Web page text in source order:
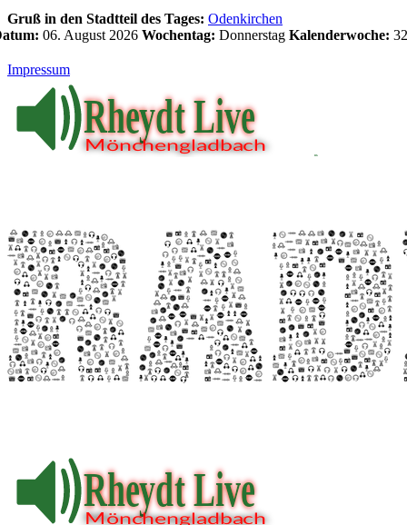
Gruß in den Stadtteil des Tages: Odenkirchen
06. August 2026 Wochentag: Donnerstag Kalenderwoche: 32
Impressum